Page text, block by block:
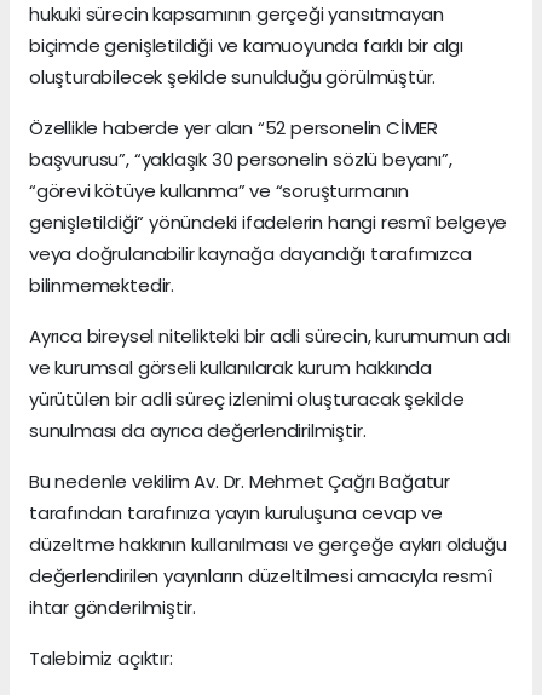
hukuki sürecin kapsamının gerçeği yansıtmayan
biçimde genişletildiği ve kamuoyunda farklı bir algı
oluşturabilecek şekilde sunulduğu görülmüştür.
Özellikle haberde yer alan “52 personelin CİMER
başvurusu”, “yaklaşık 30 personelin sözlü beyanı”,
“görevi kötüye kullanma” ve “soruşturmanın
genişletildiği” yönündeki ifadelerin hangi resmî belgeye
veya doğrulanabilir kaynağa dayandığı tarafımızca
bilinmemektedir.
Ayrıca bireysel nitelikteki bir adli sürecin, kurumumun adı
ve kurumsal görseli kullanılarak kurum hakkında
yürütülen bir adli süreç izlenimi oluşturacak şekilde
sunulması da ayrıca değerlendirilmiştir.
Bu nedenle vekilim Av. Dr. Mehmet Çağrı Bağatur
tarafından tarafınıza yayın kuruluşuna cevap ve
düzeltme hakkının kullanılması ve gerçeğe aykırı olduğu
değerlendirilen yayınların düzeltilmesi amacıyla resmî
ihtar gönderilmiştir.
Talebimiz açıktır: